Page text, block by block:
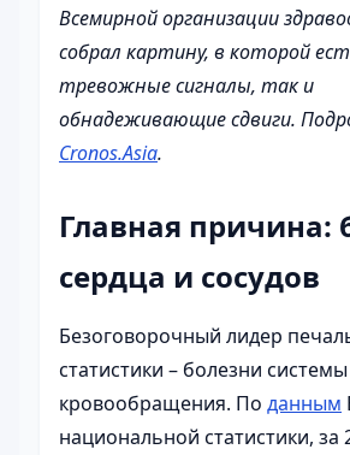
Всемирной организации
собрал картину, в которой
тревожные сигналы, так и
обнадеживающие сдвиги.
Cronos.Asia.
Главная причина:
сердца и сосудов
Безоговорочный лидер
статистики – болезни системы
кровообращения. По данным
национальной статистики, за